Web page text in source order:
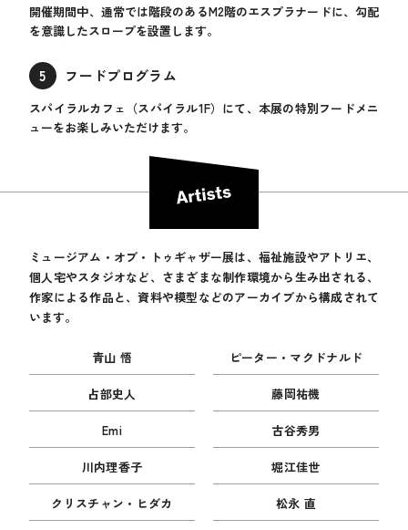
開催期間中、通常では階段のあるM2階のエスプラナードに、勾配
を意識したスロープを設置します。
5 フードプログラム
スパイラルカフェ（スパイラル1F）にて、本展の特別フードメニ
ューをお楽しみいただけます。
ミュージアム・オブ・トゥギャザー展は、福祉施設やアトリエ、
個人宅やスタジオなど、さまざまな制作環境から生み出される、
作家による作品と、資料や模型などのアーカイブから構成されて
います。
青山 悟
占部史人
Emi
川内理香子
クリスチャン・ヒダカ
ピーター・マクドナルド
藤岡祐機
古谷秀男
堀江佳世
松永 直